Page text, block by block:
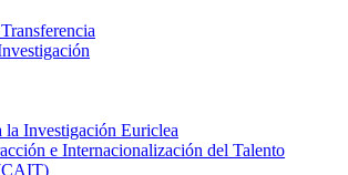
la Investigación Euriclea
e Internacionalización del Talento